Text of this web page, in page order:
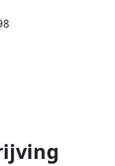
wit